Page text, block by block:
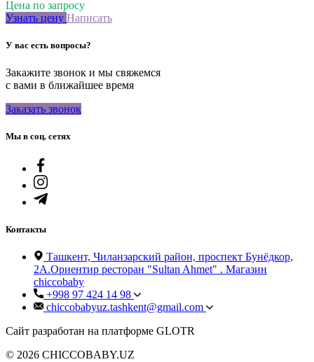
Цена по запросу
Узнать цену Написать
У вас есть вопросы?
Закажите звонок и мы свяжемся
с вами в ближайшее время
Заказать звонок
Мы в соц. сетях
Контакты
Ташкент, Чиланзарский район, проспект Бунёдкор,
2А.Ориентир ресторан "Sultan Ahmet" . Магазин
chiccobaby
+998 97 424 14 98
chiccobabyuz.tashkent@gmail.com
Сайт разработан на платформе GLOTR
© 2026 CHICCOBABY.UZ